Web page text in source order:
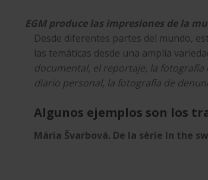
EGM produce las impresiones de la
Desde diferentes partes del mundo,
las temáticas desde una amplia
documental, el reportaje, la
diario personal, la fotografía de
Algunos ejemplos son los
Mária Švarbová. De la sèrie In the